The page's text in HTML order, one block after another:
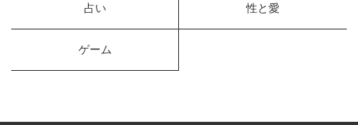
占い 性と愛
ゲーム